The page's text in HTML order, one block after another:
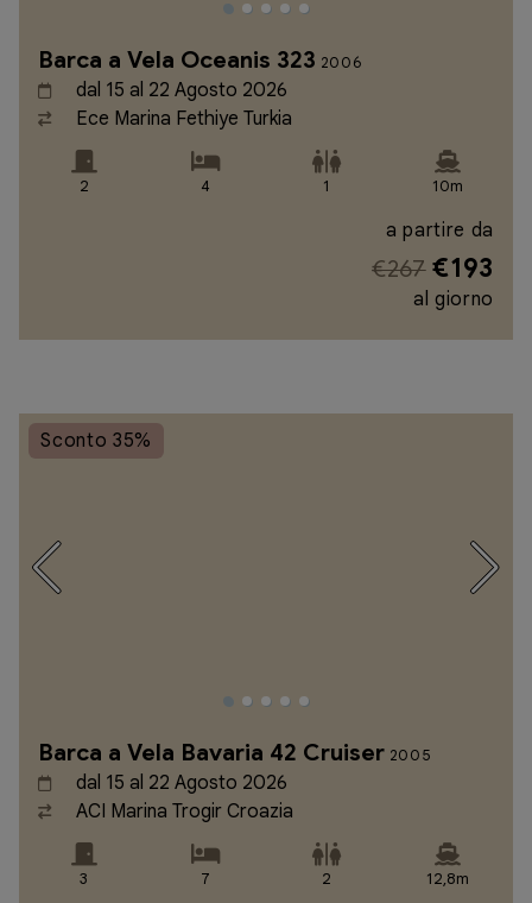
Barca a Vela Oceanis 323 2006
dal 15 al 22 Agosto 2026
Ece Marina Fethiye Turkia
2 4 1 10m
a partire da
€267 €193
al giorno
Sconto 35%
Barca a Vela Bavaria 42 Cruiser 2005
dal 15 al 22 Agosto 2026
ACI Marina Trogir Croazia
3 7 2 12,8m